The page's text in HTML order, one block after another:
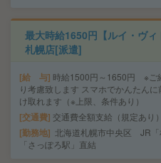
最大時給1650円【ルイ・ヴ
札幌店[派遣]
給 与 時給1500円～1650円 ※ご
り考慮致します スマホでかんたん
け取れます（※上限、条件あり）
交通費 交通費全額支給（規定あり）
勤務地
北海道札幌市中央区 JR「
「さっぽろ駅」直結